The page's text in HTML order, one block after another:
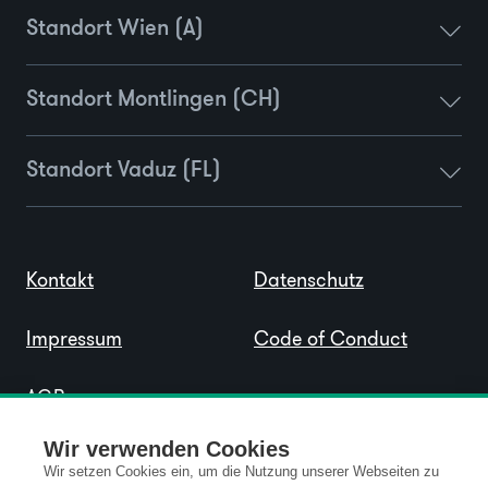
Wir verwenden Cookies
Wir setzen Cookies ein, um die Nutzung unserer Webseiten zu
Standort Wien (A)
Standort Montlingen (CH)
Standort Vaduz (FL)
Kontakt
Impressum
AGB
Datenschutz
Code of Conduct